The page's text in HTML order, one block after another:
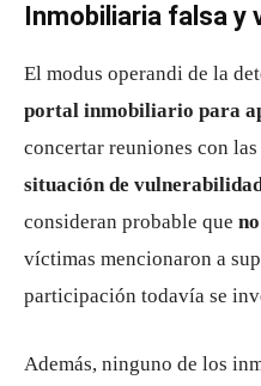
Inmobiliaria falsa y
El modus operandi de la
portal inmobiliario para
concertar reuniones con
situación de
consideran probable que
víctimas mencionaron a
participación todavía se
Además, ninguno de los